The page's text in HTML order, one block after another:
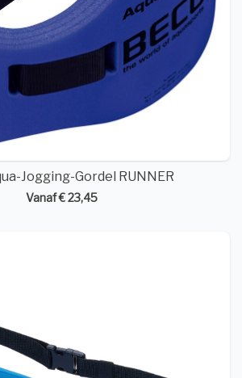
Jogging-Gordel RUNNER
Vanaf € 23,45